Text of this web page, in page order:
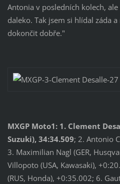
Antonia v posledních kolech,
daleko. Tak jsem si hlídal záda
dokončit dobře."
MXGP Moto1: 1. Clement
Suzuki), 34:34.509; 2. Antonio
3. Maximilian Nagl (GER,
Villopoto (USA, Kawasaki),
(RUS, Honda), +0:35.002; 6.